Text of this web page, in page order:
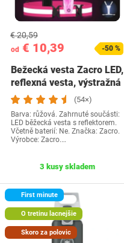
od € 10,39
€ 20,59
-50 %
Bežecká vesta Zacro LED,
reflexná vesta, výstražná
vesta,…
(54×)
Barva: růžová. Zahrnuté součásti:
LED běžecká vesta s reflektorem.
Včetně baterií: Ne. Značka: Zacro.
Výrobce: Zacro.…
3 kusy skladem
First minute
O tretinu lacnejšie
Skoro za polovic